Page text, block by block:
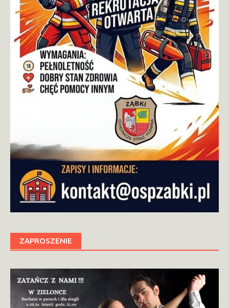
ZAPROSZENIE